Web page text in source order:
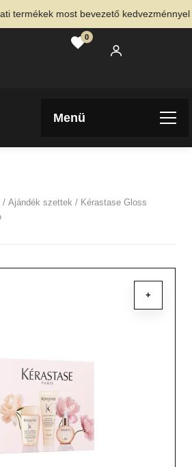
most bevezető kedvezménnyel –
0
Menü
/ Ajándék szettek / Kérastase Gloss
+